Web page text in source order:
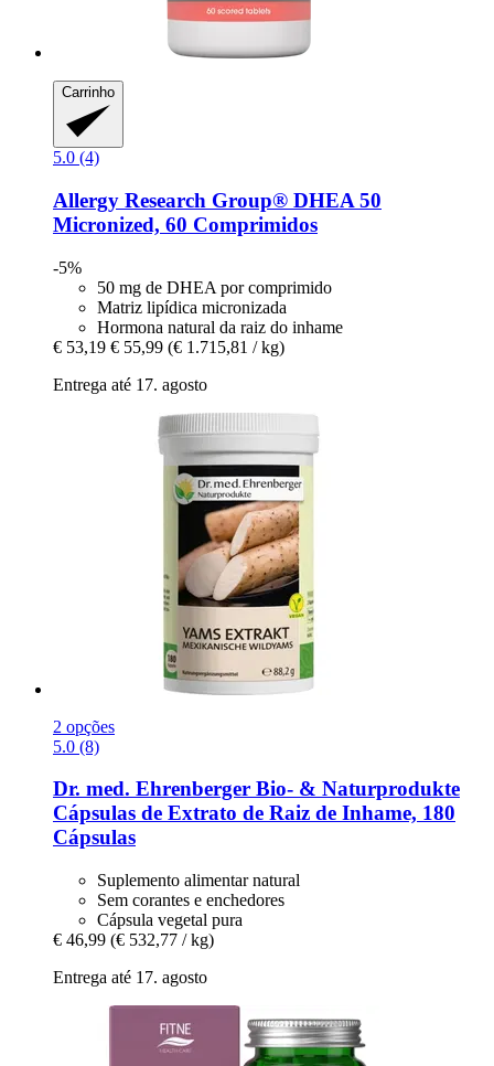
Carrinho
5.0 (4)
Allergy Research Group® DHEA 50
Micronized, 60 Comprimidos
-5%
50 mg de DHEA por comprimido
Matriz lipídica micronizada
Hormona natural da raiz do inhame
€ 53,19 € 55,99 (€ 1.715,81 / kg)
Entrega até 17. agosto
2 opções
5.0 (8)
Dr. med. Ehrenberger Bio- & Naturprodukte
Cápsulas de Extrato de Raiz de Inhame, 180
Cápsulas
Suplemento alimentar natural
Sem corantes e enchedores
Cápsula vegetal pura
€ 46,99 (€ 532,77 / kg)
Entrega até 17. agosto